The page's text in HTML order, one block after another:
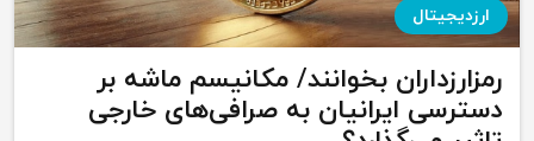
ارزدیجیتال
رمزارزداران بخوانند/ مکانیسم ماشه بر
دسترسی ایرانیان به صرافی‌های خارجی